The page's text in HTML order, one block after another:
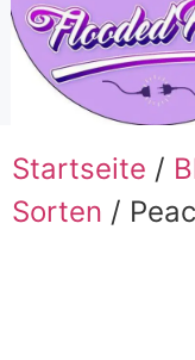
Startseite /
Sorten /